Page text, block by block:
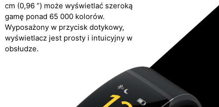
cm (0,96 ”) może wyświetlać szeroką
gamę ponad 65 000 kolorów.
Wyposażony w przycisk dotykowy,
wyświetlacz jest prosty i intuicyjny w
obsłudze.